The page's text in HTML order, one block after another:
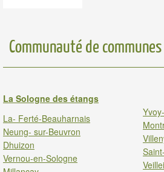
Communauté de communes
La Sologne des étangs
La- Ferté-Beauharnais
Neung- sur-Beuvron
Dhuizon
Vernou-en-Sologne